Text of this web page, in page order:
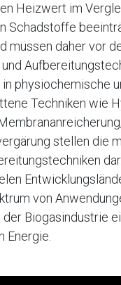
Heizwert im
Schadstoffe
müssen daher vor
und
physiochemische
Techniken wie
stellen die
von
der Biogasindustrie
Energie.